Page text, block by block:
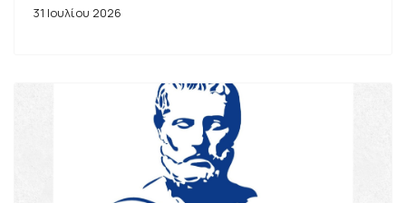
31 Ιουλίου 2026